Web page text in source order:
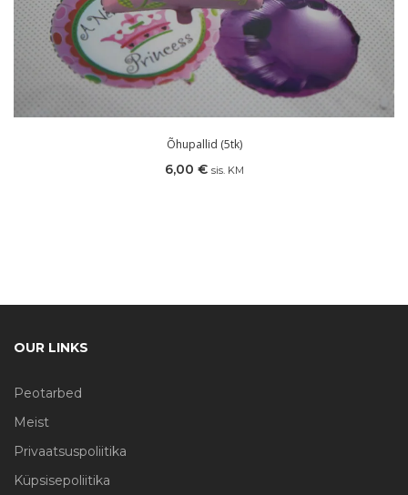
Õhupallid (5tk)
6,00 € sis. KM
OUR LINKS
Peotarbed
Meist
Privaatsuspoliitika
Küpsisepoliitika